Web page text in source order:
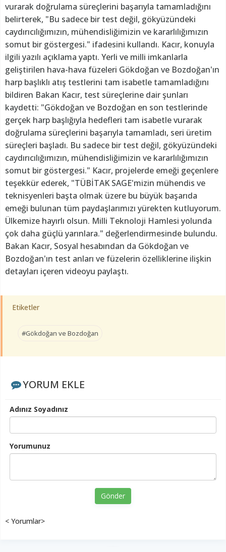
vurarak doğrulama süreçlerini başarıyla tamamladığını
belirterek, "Bu sadece bir test değil, gökyüzündeki
caydırıcılığımızın, mühendisliğimizin ve kararlılığımızın
somut bir göstergesi." ifadesini kullandı. Kacır, konuyla
ilgili yazılı açıklama yaptı. Yerli ve milli imkanlarla
geliştirilen hava-hava füzeleri Gökdoğan ve Bozdoğan'ın
harp başlıklı atış testlerini tam isabetle tamamladığını
bildiren Bakan Kacır, test süreçlerine dair şunları
kaydetti: "Gökdoğan ve Bozdoğan en son testlerinde
gerçek harp başlığıyla hedefleri tam isabetle vurarak
doğrulama süreçlerini başarıyla tamamladı, seri üretim
süreçleri başladı. Bu sadece bir test değil, gökyüzündeki
caydırıcılığımızın, mühendisliğimizin ve kararlılığımızın
somut bir göstergesi." Kacır, projelerde emeği geçenlere
teşekkür ederek, "TÜBİTAK SAGE'mizin mühendis ve
teknisyenleri başta olmak üzere bu büyük başarıda
emeği bulunan tüm paydaşlarımızı yürekten kutluyorum.
Ülkemize hayırlı olsun. Milli Teknoloji Hamlesi yolunda
çok daha güçlü yarınlara." değerlendirmesinde bulundu.
Bakan Kacır, Sosyal hesabından da Gökdoğan ve
Bozdoğan'ın test anları ve füzelerin özelliklerine ilişkin
detayları içeren videoyu paylaştı.
Etiketler
#Gökdoğan ve Bozdoğan
YORUM EKLE
Adınız Soyadınız
Yorumunuz
Gönder
< Yorumlar>